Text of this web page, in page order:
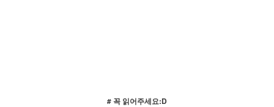
# 꼭 읽어주세요:D